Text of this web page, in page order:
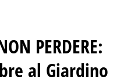
PERDERE:
al Giardino